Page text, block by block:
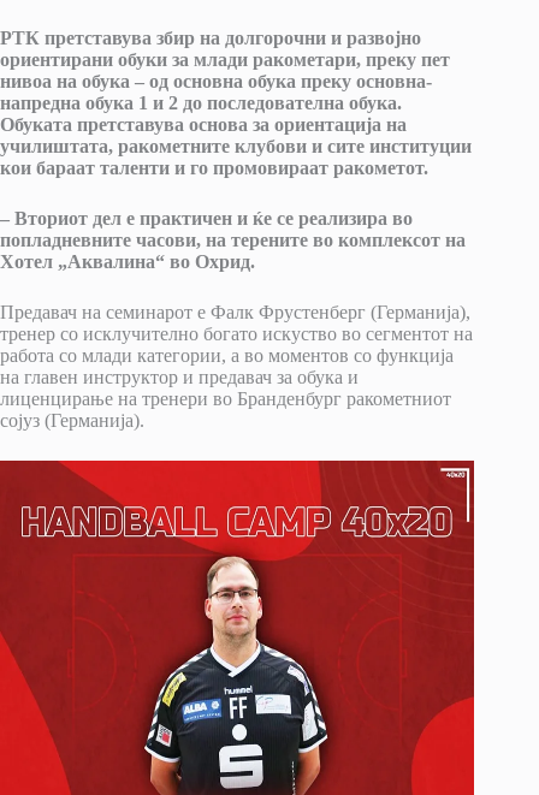
РТК претставува збир на долгорочни и развојно
ориентирани обуки за млади ракометари, преку пет
нивоа на обука – од основна обука преку основна-
напредна обука 1 и 2 до последователна обука.
Обуката претставува основа за ориентација на
училиштата, ракометните клубови и сите институции
кои бараат таленти и го промовираат ракометот.
– Вториот дел е практичен и ќе се реализира во
попладневните часови, на терените во комплексот на
Хотел „Аквалина“ во Охрид.
Предавач на семинарот е Фалк Фрустенберг (Германија),
тренер со исклучително богато искуство во сегментот на
работа со млади категории, а во моментов со функција
на главен инструктор и предавач за обука и
лиценцирање на тренери во Бранденбург ракометниот
сојуз (Германија).